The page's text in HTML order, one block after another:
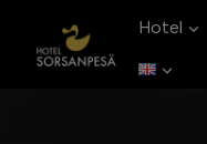
content
Hotel